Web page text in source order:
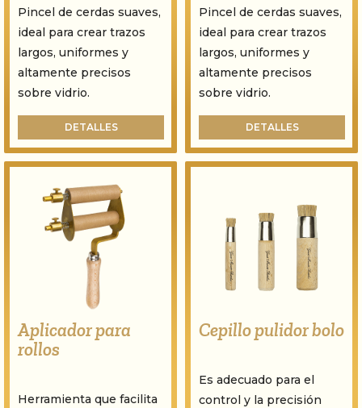
Pincel de cerdas suaves,
ideal para crear trazos
largos, uniformes y
altamente precisos
sobre vidrio.
DETALLES
Pincel de cerdas suaves,
ideal para crear trazos
largos, uniformes y
altamente precisos
sobre vidrio.
DETALLES
Aplicador para
rollos
Herramienta que facilita
Cepillo pulidor bolo
Es adecuado para el
control y la precisión